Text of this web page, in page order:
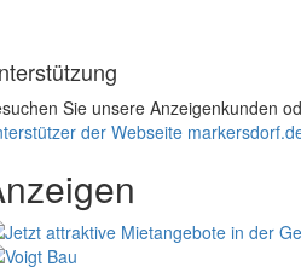
Sie unsere Anzeigenkunden
der Webseite